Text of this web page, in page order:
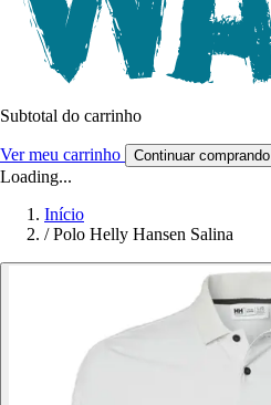
Subtotal do carrinho
Ver meu carrinho Continuar comprando
Loading...
Início
/ Polo Helly Hansen Salina